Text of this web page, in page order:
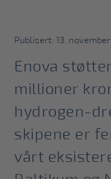
Publisert: 13.
Enova
millioner
hydrogen-
skipene er
vårt